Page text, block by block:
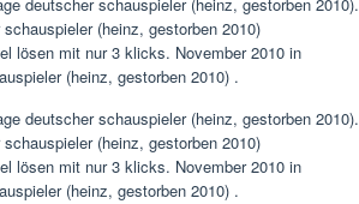
(heinz, gestorben 2010)
lösen mit nur 3 klicks. November 2010 in
(heinz, gestorben 2010) .
deutscher schauspieler (heinz, gestorben 2010).
(heinz, gestorben 2010)
lösen mit nur 3 klicks. November 2010 in
(heinz, gestorben 2010) .